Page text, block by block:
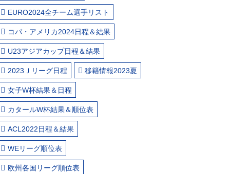
EURO2024全チーム選手リスト
コパ・アメリカ2024日程＆結果
U23アジアカップ日程＆結果
2023Ｊリーグ日程 移籍情報2023夏
女子W杯結果＆日程
カタールW杯結果＆順位表
ACL2022日程＆結果
WEリーグ順位表
欧州各国リーグ順位表